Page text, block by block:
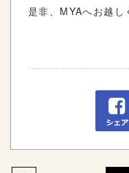
是非、MYAへお越し